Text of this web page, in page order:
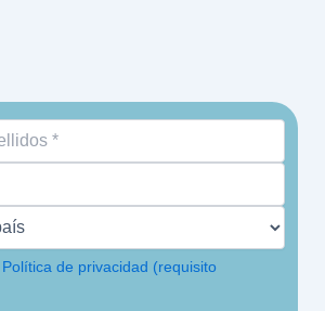
Política de privacidad (requisito